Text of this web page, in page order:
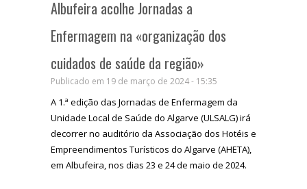
Albufeira acolhe Jornadas a
Enfermagem na «organização dos
cuidados de saúde da região»
Publicado em 19 de março de 2024 - 15:35
A 1.ª edição das Jornadas de Enfermagem da
Unidade Local de Saúde do Algarve (ULSALG) irá
decorrer no auditório da Associação dos Hotéis e
Empreendimentos Turísticos do Algarve (AHETA),
em Albufeira, nos dias 23 e 24 de maio de 2024.